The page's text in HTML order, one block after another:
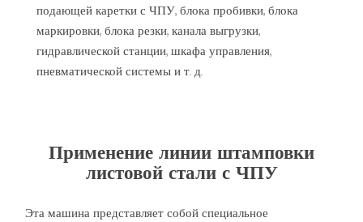
подающей каретки с ЧПУ, блока пробивки, блока
маркировки, блока резки, канала выгрузки,
гидравлической станции, шкафа управления,
пневматической системы и т. д.
Применение линии штамповки
листовой стали с ЧПУ
Эта машина представляет собой специальное